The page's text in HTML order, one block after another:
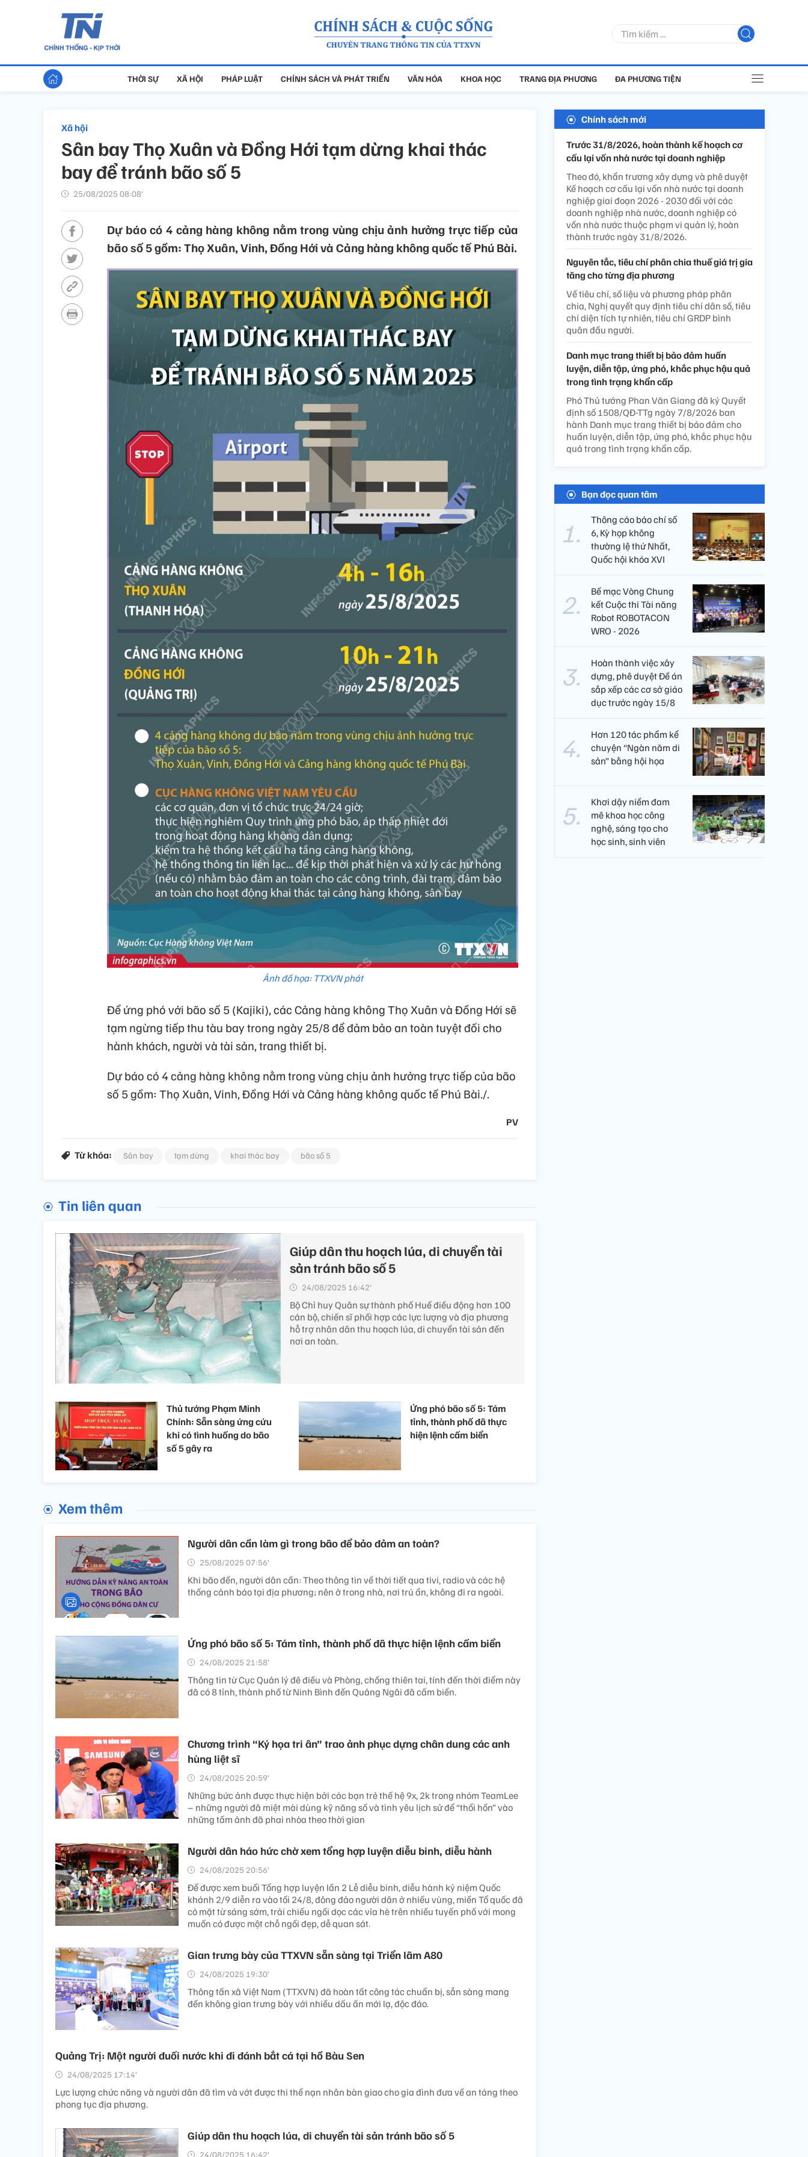
THỜI SỰ XÃ HỘI PHÁP LUẬT CHÍNH SÁCH VÀ PHÁT TRIỂN VĂN HÓA KHOA HỌC TRANG ĐỊA PHƯƠNG ĐA PHƯƠNG TIỆN
Xã hội
Sân bay Thọ Xuân và Đồng Hới tạm dừng khai thác
bay để tránh bão số 5
25/08/2025 08:08’
Dự báo có 4 cảng hàng không nằm trong vùng chịu ảnh hưởng trực tiếp của
bão số 5 gồm: Thọ Xuân, Vinh, Đồng Hới và Cảng hàng không quốc tế Phú Bài.
Ảnh đồ họa: TTXVN phát
Để ứng phó với bão số 5 (Kajiki), các Cảng hàng không Thọ Xuân và Đồng Hới sẽ
tạm ngừng tiếp thu tàu bay trong ngày 25/8 để đảm bảo an toàn tuyệt đối cho
hành khách, người và tài sản, trang thiết bị.
Dự báo có 4 cảng hàng không nằm trong vùng chịu ảnh hưởng trực tiếp của bão
số 5 gồm: Thọ Xuân, Vinh, Đồng Hới và Cảng hàng không quốc tế Phú Bài./.
PV
Từ khóa: Sân bay tạm dừng khai thác bay bão số 5
Tin liên quan
Giúp dân thu hoạch lúa, di chuyển tài
sản tránh bão số 5
24/08/2025 16:42’
Bộ Chỉ huy Quân sự thành phố Huế điều động hơn 100
cán bộ, chiến sĩ phối hợp các lực lượng và địa phương
hỗ trợ nhân dân thu hoạch lúa, di chuyển tài sản đến
nơi an toàn.
Thủ tướng Phạm Minh
Chính: Sẵn sàng ứng cứu
khi có tình huống do bão
số 5 gây ra
Ứng phó bão số 5: Tám
tỉnh, thành phố đã thực
hiện lệnh cấm biển
Xem thêm
Người dân cần làm gì trong bão để bảo đảm an toàn?
25/08/2025 07:56’
Khi bão đến, người dân cần: Theo thông tin về thời tiết qua tivi, radio và các hệ
thống cảnh báo tại địa phương; nên ở trong nhà, nơi trú ẩn, không đi ra ngoài.
Ứng phó bão số 5: Tám tỉnh, thành phố đã thực hiện lệnh cấm biển
24/08/2025 21:58’
Thông tin từ Cục Quản lý đê điều và Phòng, chống thiên tai, tính đến thời điểm này
đã có 8 tỉnh, thành phố từ Ninh Bình đến Quảng Ngãi đã cấm biển.
Chương trình “Ký họa tri ân” trao ảnh phục dựng chân dung các anh
hùng liệt sĩ
24/08/2025 20:59’
Những bức ảnh được thực hiện bởi các bạn trẻ thế hệ 9x, 2k trong nhóm TeamLee
– những người đã miệt mài dùng kỹ năng số và tình yêu lịch sử để “thổi hồn” vào
những tấm ảnh đã phai nhòa theo thời gian
Người dân háo hức chờ xem tổng hợp luyện diễu binh, diễu hành
24/08/2025 20:56’
Để được xem buổi Tổng hợp luyện lần 2 Lễ diễu binh, diễu hành kỷ niệm Quốc
khánh 2/9 diễn ra vào tối 24/8, đông đảo người dân ở nhiều vùng, miền Tổ quốc đã
có mặt từ sáng sớm, trải chiếu ngồi dọc các vỉa hè trên nhiều tuyến phố với mong
muốn có được một chỗ ngồi đẹp, dễ quan sát.
Gian trưng bày của TTXVN sẵn sàng tại Triển lãm A80
24/08/2025 19:30’
Thông tấn xã Việt Nam (TTXVN) đã hoàn tất công tác chuẩn bị, sẵn sàng mang
đến không gian trưng bày với nhiều dấu ấn mới lạ, độc đáo.
Quảng Trị: Một người đuối nước khi đi đánh bắt cá tại hồ Bàu Sen
24/08/2025 17:14’
Lực lượng chức năng và người dân đã tìm và vớt được thi thể nạn nhân bàn giao cho gia đình đưa về an táng theo
phong tục địa phương.
Giúp dân thu hoạch lúa, di chuyển tài sản tránh bão số 5
24/08/2025 16:42’
Chính sách mới
Trước 31/8/2026, hoàn thành kế hoạch cơ
cấu lại vốn nhà nước tại doanh nghiệp
Theo đó, khẩn trương xây dựng và phê duyệt
Kế hoạch cơ cấu lại vốn nhà nước tại doanh
nghiệp giai đoạn 2026 - 2030 đối với các
doanh nghiệp nhà nước, doanh nghiệp có
vốn nhà nước thuộc phạm vi quản lý, hoàn
thành trước ngày 31/8/2026.
Nguyên tắc, tiêu chí phân chia thuế giá trị gia
tăng cho từng địa phương
Về tiêu chí, số liệu và phương pháp phân
chia, Nghị quyết quy định tiêu chí dân số, tiêu
chí diện tích tự nhiên, tiêu chí GRDP bình
quân đầu người.
Danh mục trang thiết bị bảo đảm huấn
luyện, diễn tập, ứng phó, khắc phục hậu quả
trong tình trạng khẩn cấp
Phó Thủ tướng Phan Văn Giang đã ký Quyết
định số 1508/QĐ-TTg ngày 7/8/2026 ban
hành Danh mục trang thiết bị bảo đảm cho
huấn luyện, diễn tập, ứng phó, khắc phục hậu
quả trong tình trạng khẩn cấp.
Bạn đọc quan tâm
Thông cáo báo chí số
6, Kỳ họp không
thường lệ thứ Nhất,
Quốc hội khóa XVI
Bế mạc Vòng Chung
kết Cuộc thi Tài năng
Robot ROBOTACON
WRO - 2026
Hoàn thành việc xây
dựng, phê duyệt Đề án
sắp xếp các cơ sở giáo
dục trước ngày 15/8
Hơn 120 tác phẩm kể
chuyện “Ngàn năm di
sản” bằng hội họa
Khơi dậy niềm đam
mê khoa học công
nghệ, sáng tạo cho
học sinh, sinh viên